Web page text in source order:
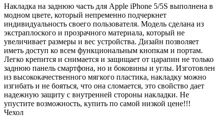
Накладка на заднюю часть для Apple iPhone 5/5S выполнена в
модном цвете, который непременно подчеркнет
индивидуальность своего пользователя. Модель сделана из
экстраплоского и прозрачного материала, который не
увеличивает размеры и вес устройства. Дизайн позволяет
иметь доступ ко всем функциональным кнопкам и портам.
Легко крепится и снимается и защищает от царапин не только
заднюю панель смартфона, но и боковины и углы. Изготовлен
из высококачественного мягкого пластика, накладку можно
изгибать и не бояться, что она сломается, это свойство дает
надежную защиту с внутренней стороны накладки. Не
упустите возможность, купить по самой низкой цене!!!
Чехол